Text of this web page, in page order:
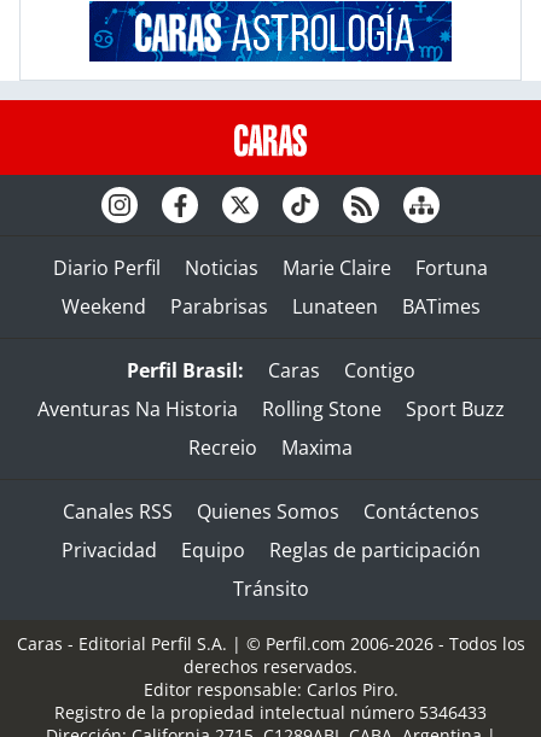
Diario Perfil Noticias Marie Claire
Fortuna
Weekend
Parabrisas Lunateen BATimes
Perfil Brasil: Caras
Contigo
Aventuras Na Historia
Rolling Stone
Sport Buzz
Recreio
Maxima
Canales RSS Quienes Somos
Contáctenos
Privacidad
Equipo
Reglas de participación
Tránsito
Caras - Editorial Perfil S.A. | © Perfil.com 2006-2026 - Todos los
derechos reservados.
Editor responsable: Carlos Piro.
Registro de la propiedad intelectual número 5346433